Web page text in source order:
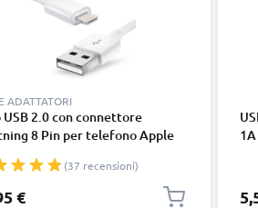
ADATTATORI
USB 2.0 con connettore
8 Pin per telefono Apple
di 1m cavetto dati & ricarica
per cellulare
(37 recensioni)
€